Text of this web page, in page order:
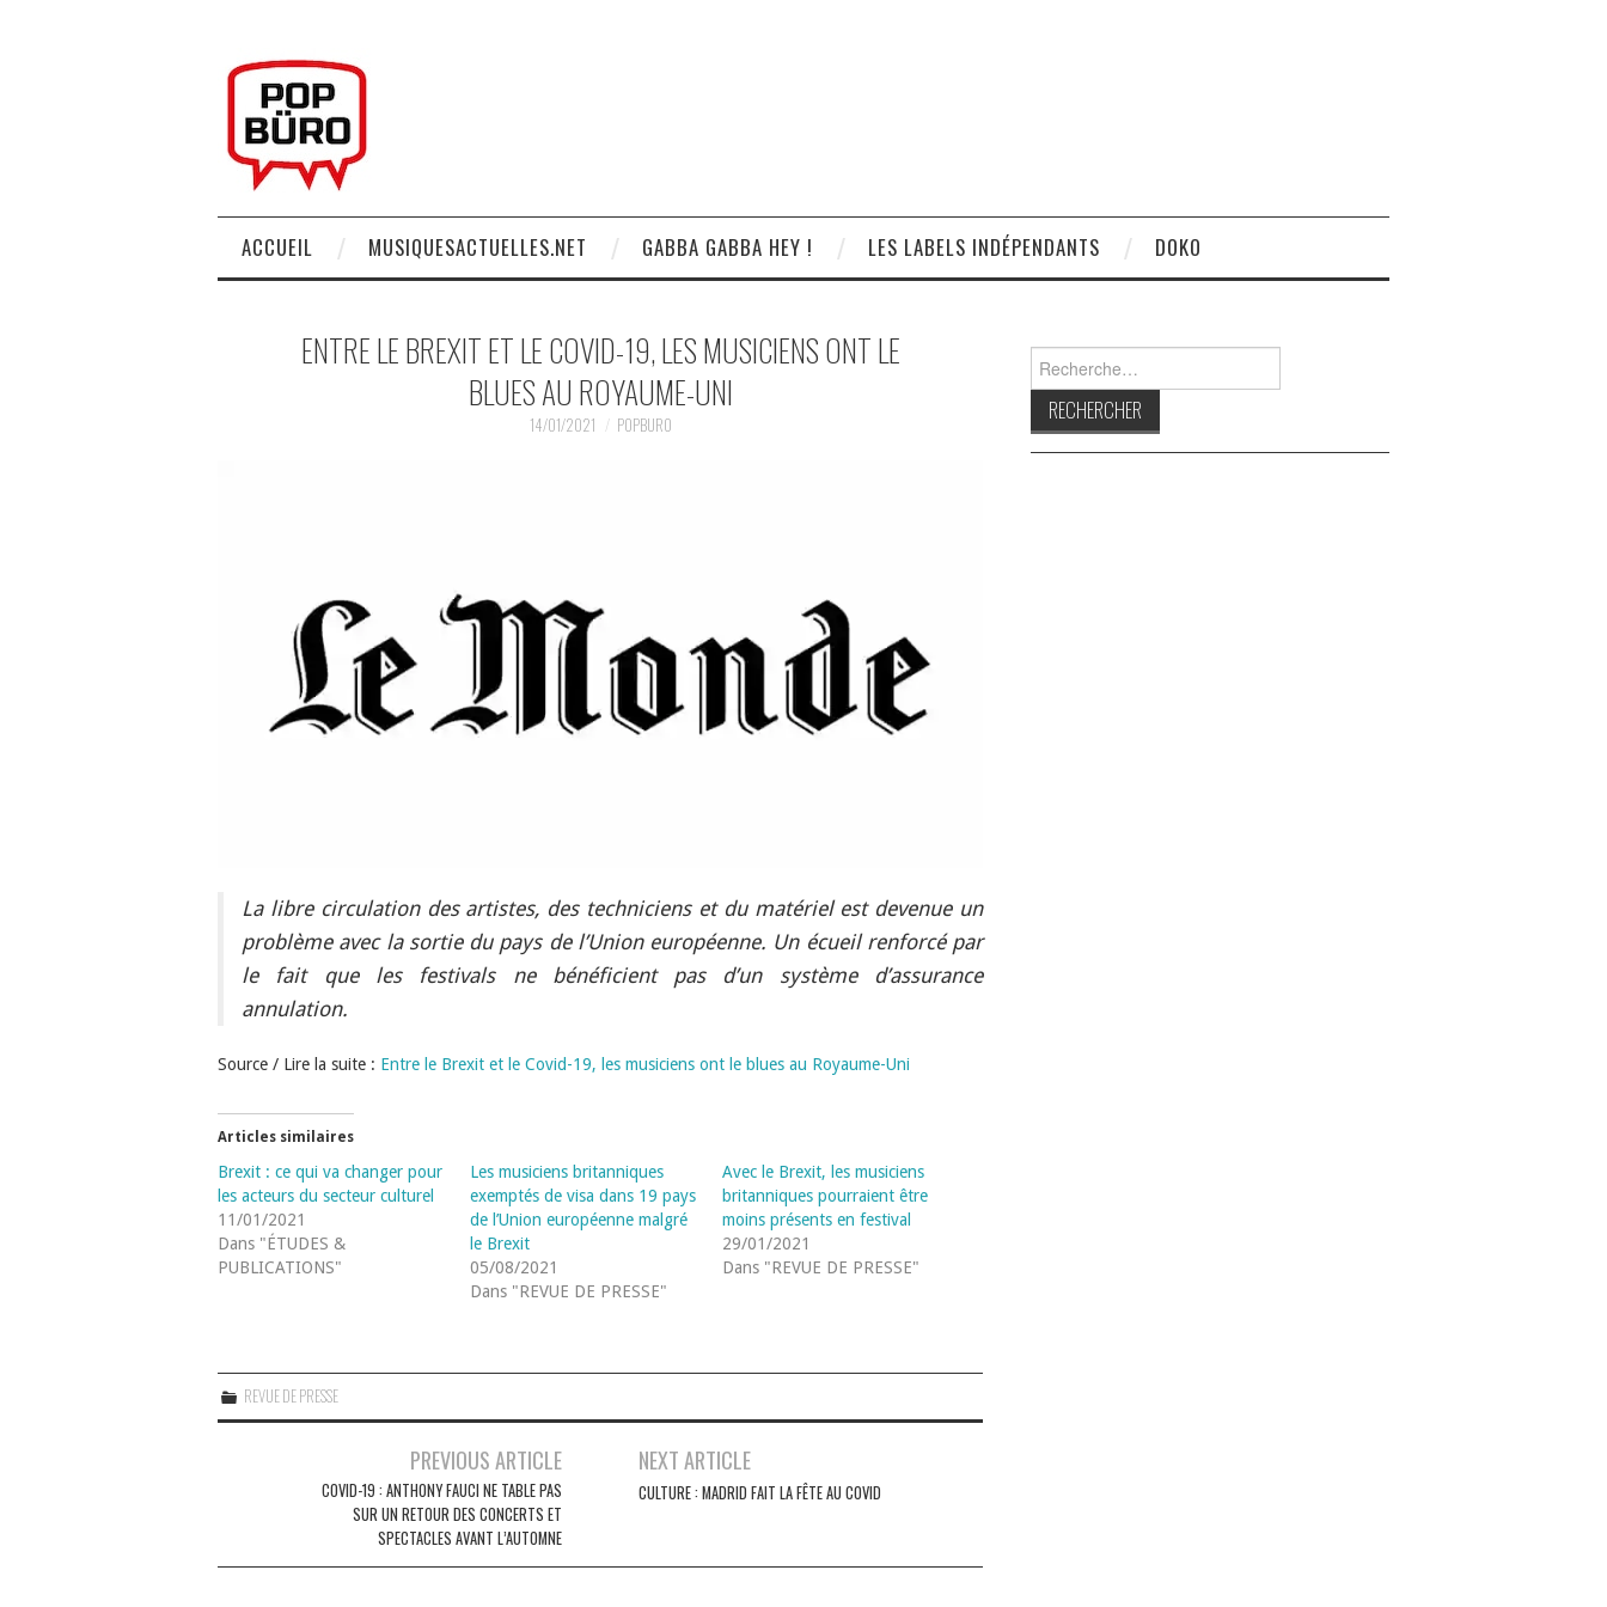
ACCUEIL MUSIQUESACTUELLES.NET GABBA GABBA HEY ! LES LABELS INDÉPENDANTS DOKO
ENTRE LE BREXIT ET LE COVID-19, LES MUSICIENS ONT LE
BLUES AU ROYAUME-UNI
14/01/2021 POPBURO
La libre circulation des artistes, des techniciens et du matériel est devenue un
problème avec la sortie du pays de l’Union européenne. Un écueil renforcé par
le fait que les festivals ne bénéficient pas d’un système d’assurance
annulation.
Source / Lire la suite : Entre le Brexit et le Covid-19, les musiciens ont le blues au Royaume-Uni
Articles similaires
Brexit : ce qui va changer pour
les acteurs du secteur culturel
11/01/2021
Dans "ÉTUDES &
PUBLICATIONS"
Les musiciens britanniques
exemptés de visa dans 19 pays
de l’Union européenne malgré
le Brexit
05/08/2021
Dans "REVUE DE PRESSE"
Avec le Brexit, les musiciens
britanniques pourraient être
moins présents en festival
29/01/2021
Dans "REVUE DE PRESSE"
REVUE DE PRESSE
PREVIOUS ARTICLE
COVID-19 : ANTHONY FAUCI NE TABLE PAS
SUR UN RETOUR DES CONCERTS ET
SPECTACLES AVANT L’AUTOMNE
NEXT ARTICLE
CULTURE : MADRID FAIT LA FÊTE AU COVID